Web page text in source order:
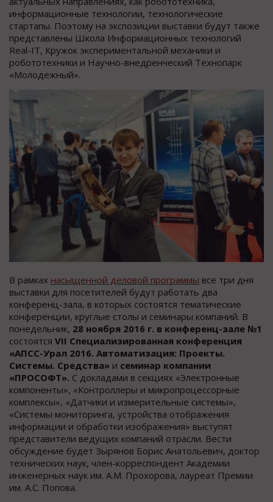
информационные технологии, технологические
стартапы. Поэтому на экспозиции выставки будут также
представлены Школа Информационных технологий
Real-IT, Кружок экспериментальной механики и
робототехники и Научно-внедренческий Технопарк
«Молодежный».
В рамках насыщенной деловой программы все три дня
выставки для посетителей будут работать два
конференц-зала, в которых состоятся тематические
конференции, круглые столы и семинары компаний. В
понедельник, 28 ноября 2016 г. в конференц-зале №1
состоятся VII Специализированная конференция
«АПСС-Урал 2016. Автоматизация: Проекты.
Системы. Средства» и семинар компании
«ПРОСОФТ». С докладами в секциях «Электронные
компоненты», «Контроллеры и микропроцессорные
комплекcы», «Датчики и измерительные системы»,
«Системы мониторинга, устройства отображения
информации и обработки изображения» выступят
представители ведущих компаний отрасли. Вести
обсуждение будет Зырянов Борис Анатольевич, доктор
технических наук, член-корреспондент Академии
инженерных наук им. А.М. Прохорова, лауреат Премии
им. А.С. Попова.